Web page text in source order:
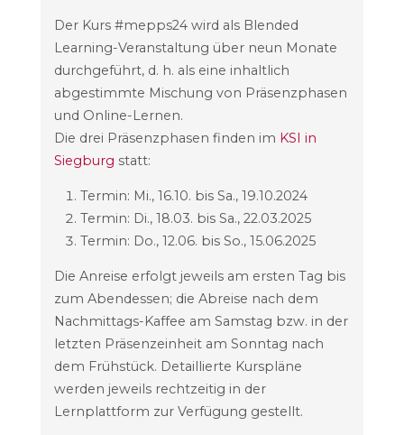
Der Kurs #mepps24 wird als Blended
Learning-Veranstaltung über neun Monate
durchgeführt, d. h. als eine inhaltlich
abgestimmte Mischung von Präsenzphasen
und Online-Lernen.
Die drei Präsenzphasen finden im KSI in
Siegburg statt:
Termin: Mi., 16.10. bis Sa., 19.10.2024
Termin: Di., 18.03. bis Sa., 22.03.2025
Termin: Do., 12.06. bis So., 15.06.2025
Die Anreise erfolgt jeweils am ersten Tag bis
zum Abendessen; die Abreise nach dem
Nachmittags-Kaffee am Samstag bzw. in der
letzten Präsenzeinheit am Sonntag nach
dem Frühstück. Detaillierte Kurspläne
werden jeweils rechtzeitig in der
Lernplattform zur Verfügung gestellt.